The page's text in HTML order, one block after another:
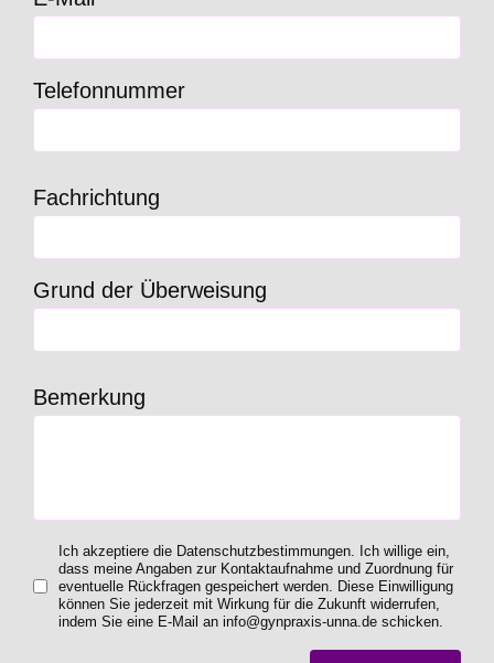
Telefonnummer
Fachrichtung
Grund der Überweisung
Bemerkung
Ich akzeptiere die Datenschutzbestimmungen. Ich willige ein,
dass meine Angaben zur Kontaktaufnahme und Zuordnung für
eventuelle Rückfragen gespeichert werden. Diese Einwilligung
können Sie jederzeit mit Wirkung für die Zukunft widerrufen,
indem Sie eine E-Mail an info@gynpraxis-unna.de schicken.